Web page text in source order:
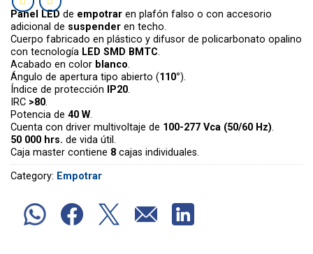
Panel LED de empotrar en plafón falso o con accesorio
adicional de suspender en techo.
Cuerpo fabricado en plástico y difusor de policarbonato opalino
con tecnología LED SMD BMTC.
Acabado en color blanco.
Ángulo de apertura tipo abierto (110°).
Índice de protección
IP20.
IRC >80.
Potencia de 40 W.
Cuenta con driver multivoltaje de 100-277 Vca (50/60 Hz).
50 000 hrs. de vida útil.
Caja master contiene 8 cajas individuales.
Category: Empotrar